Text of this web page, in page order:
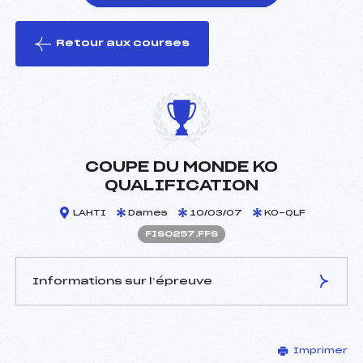
le ski
Retour aux courses
COUPE DU MONDE KO
QUALIFICATION
LAHTI Dames 10/03/07 KO-QLF
FIS0257.FFS
Informations sur l’épreuve
–
Imprimer